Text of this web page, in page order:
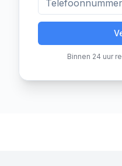
Binnen 24 uur